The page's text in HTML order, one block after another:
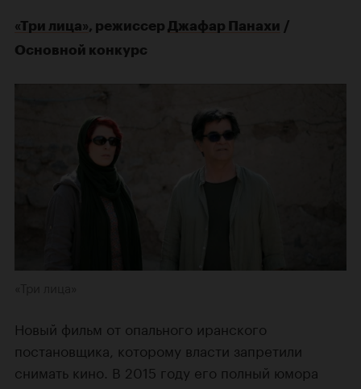
«Три лица», режиссер Джафар Панахи /
Основной конкурс
Новый фильм от опального иранского
постановщика, которому власти запретили
снимать кино. В 2015 году его полный юмора